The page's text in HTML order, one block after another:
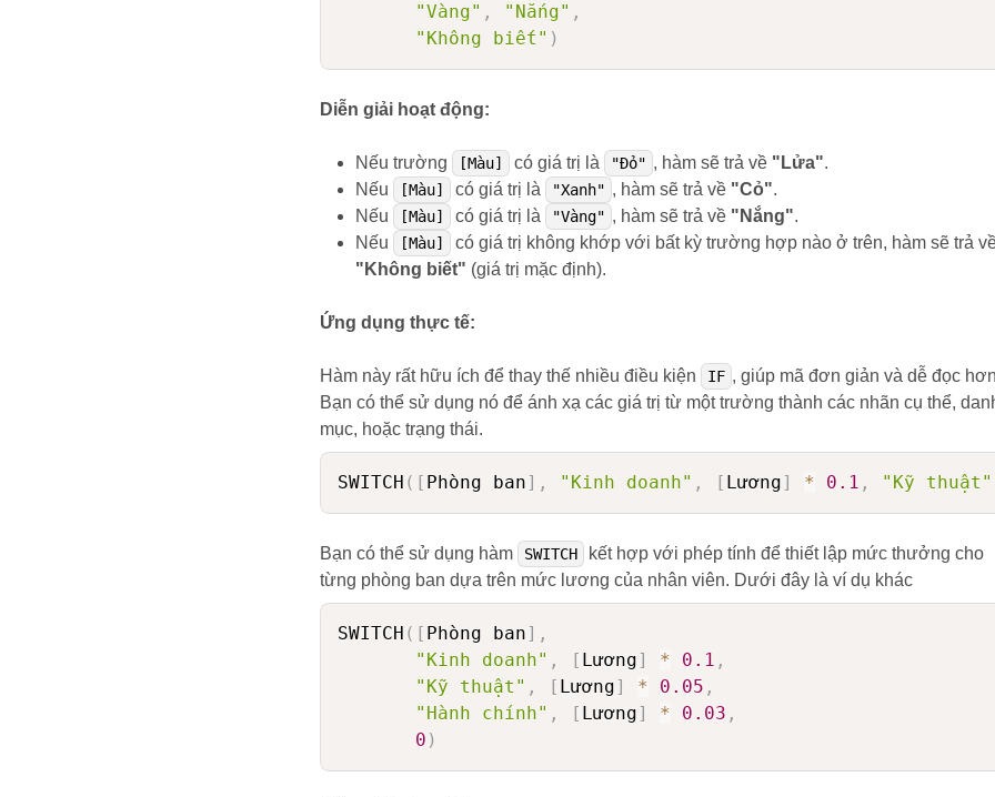
"Vàng" , "Nắng" ,
"Không biết" )
Diễn giải hoạt động:
Nếu trường [Màu] có giá trị là "Đỏ" , hàm sẽ trả về "Lửa".
Nếu
[Màu] có giá trị là "Xanh" , hàm sẽ trả về "Cỏ".
Nếu
[Màu] có giá trị là "Vàng" , hàm sẽ trả về "Nắng".
Nếu
[Màu]
có giá trị không khớp với bất kỳ trường hợp nào ở trên, hàm sẽ trả
"Không biết" (giá trị mặc định).
Ứng dụng thực tế:
Hàm này rất hữu ích để thay thế nhiều điều kiện IF , giúp mã đơn giản và dễ đọc
Bạn có thể sử dụng nó để ánh xạ các giá trị từ một trường thành các nhãn cụ thể,
mục, hoặc trạng thái.
SWITCH ( [ Phòng ban] , "Kinh doanh" , [ Lương] * 0.1 , "Kỹ thuật"
Bạn có thể sử dụng hàm SWITCH
kết hợp với phép tính để thiết lập mức thưởng cho
từng phòng ban dựa trên mức lương của nhân viên. Dưới đây là ví dụ khác
SWITCH ( [ Phòng ban] ,
"Kinh doanh" , [ Lương] * 0.1 ,
"Kỹ thuật" , [ Lương] * 0.05 ,
"Hành chính" , [ Lương] * 0.03 ,
0 )